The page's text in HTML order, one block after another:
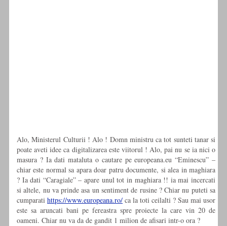
Alo, Ministerul Culturii ! Alo ! Domn ministru ca tot sunteti tanar si
poate aveti idee ca digitalizarea este viitorul ! Alo, pai nu se ia nici o
masura ? Ia dati mataluta o cautare pe europeana.eu “Eminescu” –
chiar este normal sa apara doar patru documente, si alea in maghiara
? Ia dati “Caragiale” – apare unul tot in maghiara !! ia mai incercati
si altele, nu va prinde asa un sentiment de rusine ? Chiar nu puteti sa
cumparati https://www.europeana.ro/ ca la toti ceilalti ? Sau mai usor
este sa aruncati bani pe fereastra spre proiecte la care vin 20 de
oameni. Chiar nu va da de gandit 1 milion de afisari intr-o ora ?